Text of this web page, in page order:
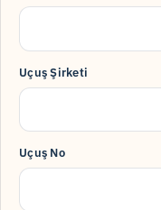
Uçuş Şirketi
Uçuş No